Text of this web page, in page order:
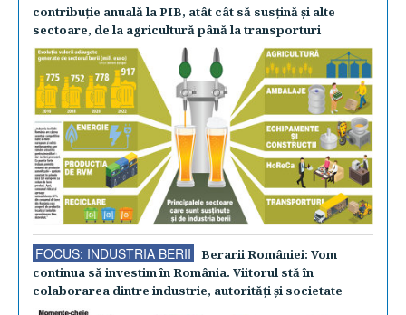
contribuţie anuală la PIB, atât cât să susţină şi alte
sectoare, de la agricultură până la transporturi
FOCUS: INDUSTRIA BERII
Berarii României: Vom
continua să investim în România. Viitorul stă în
colaborarea dintre industrie, autorităţi şi societate